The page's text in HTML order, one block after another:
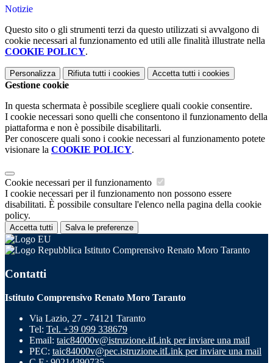
Notizie
Questo sito o gli strumenti terzi da questo utilizzati si avvalgono di
cookie necessari al funzionamento ed utili alle finalità illustrate nella
COOKIE POLICY.
Personalizza Rifiuta tutti i cookies Accetta tutti i cookies
Gestione cookie
In questa schermata è possibile scegliere quali cookie consentire.
I cookie necessari sono quelli che consentono il funzionamento della
piattaforma e non è possibile disabilitarli.
Per conoscere quali sono i cookie necessari al funzionamento potete
visionare la COOKIE POLICY.
Cookie necessari per il funzionamento
I cookie necessari per il funzionamento non possono essere
disabilitati. È possibile consultare l'elenco nella pagina della cookie
policy.
Accetta tutti Salva le preferenze
Istituto Comprensivo Renato Moro Taranto
Contatti
Istituto Comprensivo Renato Moro Taranto
Via Lazio, 27 - 74121 Taranto
Tel: Tel. +39 099 338679
Email: taic84000v@istruzione.itLink per inviare una mail
PEC: taic84000v@pec.istruzione.itLink per inviare una mail